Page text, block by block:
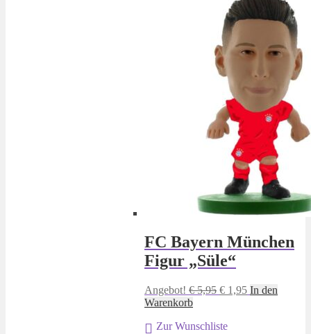
FC Bayern München
Figur „Süle“
Angebot! €5,95 Ursprünglicher
€ 5,95
€ 1,95Aktueller
In den
Warenkorb
Zur Wunschliste